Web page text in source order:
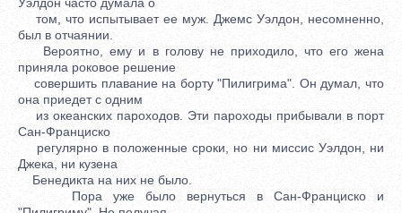
том, что испытывает ее муж. Джемс Уэлдон, несомненно,
был в отчаянии.
Вероятно, ему и в голову не приходило, что его жена
приняла роковое решение
совершить плавание на борту "Пилигрима". Он думал, что
она приедет с одним
из океанских пароходов. Эти пароходы прибывали в порт
Сан-Франциско
регулярно в положенные сроки, но ни миссис Уэлдон, ни
Джека, ни кузена
Бенедикта на них не было.
Пора уже было вернуться в Сан-Франциско и